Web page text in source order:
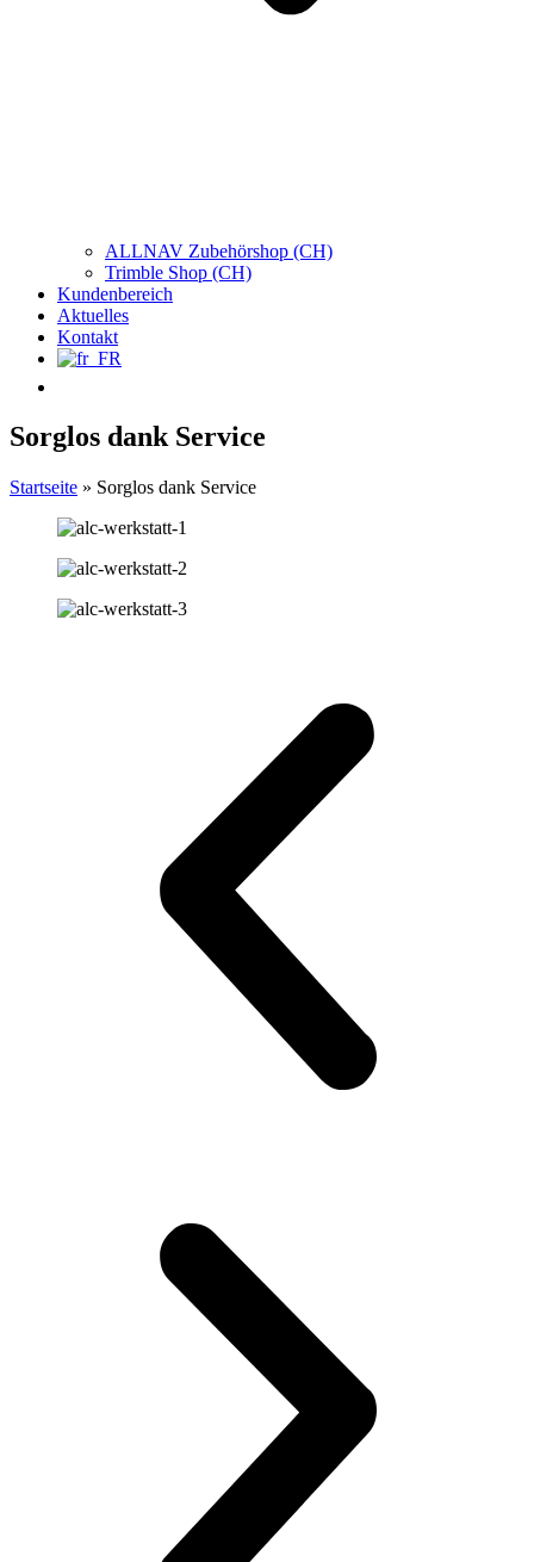
ALLNAV Zubehörshop (CH)
Trimble Shop (CH)
Kundenbereich
Aktuelles
Kontakt
Sorglos dank Service
Startseite » Sorglos dank Service